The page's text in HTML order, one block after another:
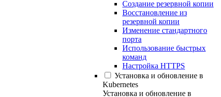
Создание резервной копии
Восстановление из
резервной копии
Изменение стандартного
порта
Использование быстрых
команд
Настройка HTTPS
Установка и обновление в
Kubernetes
Установка и обновление в